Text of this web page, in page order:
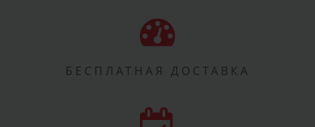
БЕСПЛАТНАЯ ДОСТАВКА